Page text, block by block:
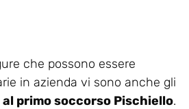
che possono essere
in azienda vi sono anche gli
primo soccorso Pischiello.